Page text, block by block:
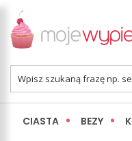
CIASTA BEZY